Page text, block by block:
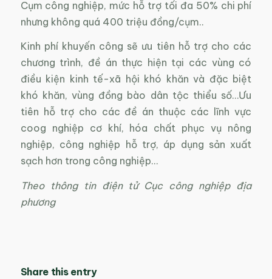
Cụm công nghiệp, mức hỗ trợ tối đa 50% chi phí
nhưng không quá 400 triệu đồng/cụm..
Kinh phí khuyến công sẽ ưu tiên hỗ trợ cho các
chương trình, đề án thực hiện tại các vùng có
điều kiện kinh tế-xã hội khó khăn và đặc biệt
khó khăn, vùng đồng bào dân tộc thiểu số…Ưu
tiên hỗ trợ cho các đề án thuộc các lĩnh vực
coog nghiệp cơ khí, hóa chất phục vụ nông
nghiệp, công nghiệp hỗ trợ, áp dụng sản xuất
sạch hơn trong công nghiệp…
Theo thông tin điện tử Cục công nghiệp địa
phương
Share this entry